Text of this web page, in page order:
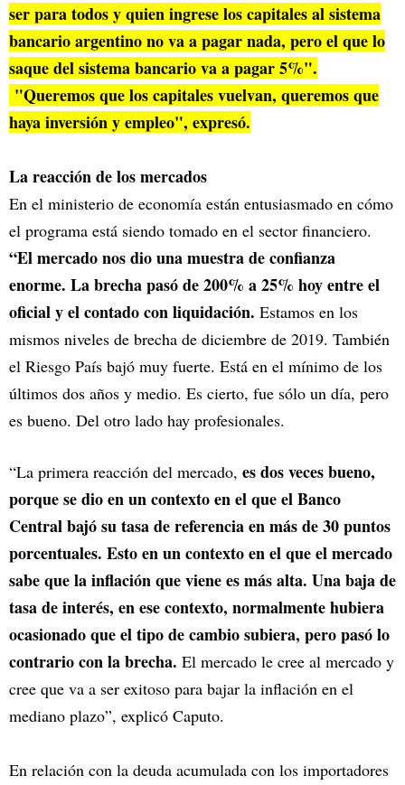
ser para todos y quien ingrese los capitales al sistema
bancario argentino no va a pagar nada, pero el que lo
saque del sistema bancario va a pagar 5%".
"Queremos que los capitales vuelvan, queremos que
haya inversión y empleo", expresó.
La reacción de los mercados
En el ministerio de economía están entusiasmado en cómo
el programa está siendo tomado en el sector financiero.
“El mercado nos dio una muestra de confianza
enorme. La brecha pasó de 200% a 25% hoy entre el
oficial y el contado con liquidación. Estamos en los
mismos niveles de brecha de diciembre de 2019. También
el Riesgo País bajó muy fuerte. Está en el mínimo de los
últimos dos años y medio. Es cierto, fue sólo un día, pero
es bueno. Del otro lado hay profesionales.
“La primera reacción del mercado, es dos veces bueno,
porque se dio en un contexto en el que el Banco
Central bajó su tasa de referencia en más de 30 puntos
porcentuales. Esto en un contexto en el que el mercado
sabe que la inflación que viene es más alta. Una baja de
tasa de interés, en ese contexto, normalmente hubiera
ocasionado que el tipo de cambio subiera, pero pasó lo
contrario con la brecha. El mercado le cree al mercado y
cree que va a ser exitoso para bajar la inflación en el
mediano plazo”, explicó Caputo.
En relación con la deuda acumulada con los importadores